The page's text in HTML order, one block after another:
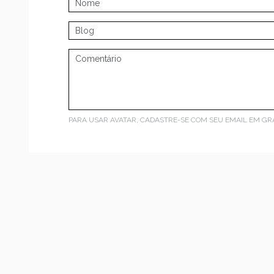
PARA USAR AVATAR, CADASTRE-SE COM SEU EMAIL EM